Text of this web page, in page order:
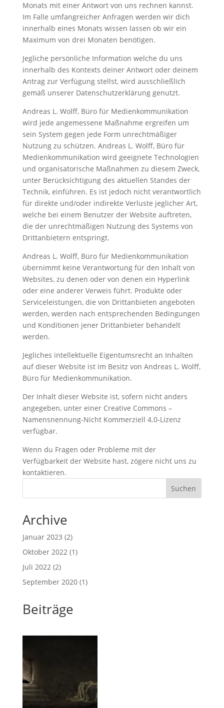
Monats mit einer Antwort von uns rechnen kannst.
Im Falle umfangreicher Anfragen werden wir dich
innerhalb eines Monats wissen lassen ob wir ein
Maximum von drei Monaten benötigen.
Jegliche persönliche Information welche du uns
innerhalb des Kontexts deiner Antwort oder deinem
Antrag zur Verfügung stellst, wird ausschließlich
gemäß unserer Datenschutzerklärung genutzt.
Andreas L. Wolff, Büro für Medienkommunikation
wird jede angemessene Maßnahme ergreifen um
sein System gegen jede Form unrechtmäßiger
Nutzung zu schützen. Andreas L. Wolff, Büro für
Medienkommunikation wird geeignete Technologien
und organisatorische Maßnahmen zu diesem Zweck,
unter Berücksichtigung des aktuellen Standes der
Technik, einführen. Es ist jedoch nicht verantwortlich
für direkte und/oder indirekte Verluste jeglicher Art,
welche bei einem Benutzer der Website auftreten,
die der unrechtmäßigen Nutzung des Systems von
Drittanbietern entspringt.
Andreas L. Wolff, Büro für Medienkommunikation
übernimmt keine Verantwortung für den Inhalt von
Websites, zu denen oder von denen ein Hyperlink
oder eine anderer Verweis führt. Produkte oder
Serviceleistungen, die von Drittanbieten angeboten
werden, werden nach entsprechenden Bedingungen
und Konditionen jener Drittanbieter behandelt
werden.
Jegliches intellektuelle Eigentumsrecht an Inhalten
auf dieser Website ist im Besitz von Andreas L. Wolff,
Büro für Medienkommunikation.
Der Inhalt dieser Website ist, sofern nicht anders
angegeben, unter einer Creative Commons –
Namensnennung-Nicht Kommerziell 4.0-Lizenz
verfügbar.
Wenn du Fragen oder Probleme mit der
Verfügbarkeit der Website hast, zögere nicht uns zu
kontaktieren.
Suchen
Archive
Januar 2023 (2)
Oktober 2022(1)
Juli 2022(2)
September 2020(1)
Beiträge